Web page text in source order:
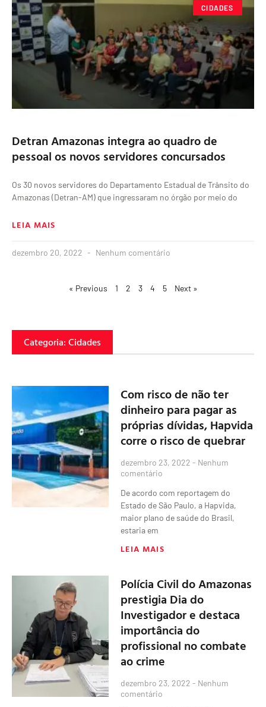
CIDADES
Detran Amazonas integra ao quadro de
pessoal os novos servidores concursados
Os 30 novos servidores do Departamento Estadual de Trânsito do
Amazonas (Detran-AM) que ingressaram no órgão por meio do
LEIA MAIS
dezembro 20, 2022 Nenhum comentário
« Previous 1 2 3 4 5 Next »
Categoria: Cidades
Com risco de não ter
dinheiro para pagar as
próprias dívidas, Hapvida
corre o risco de quebrar
dezembro 23, 2022 Nenhum
comentário
De acordo com reportagem do
Estado de São Paulo, a Hapvida,
maior plano de saúde do Brasil,
estaria em
LEIA MAIS
Polícia Civil do Amazonas
prestigia Dia do
Investigador e destaca
importância do
profissional no combate
ao crime
dezembro 23, 2022 Nenhum
comentário